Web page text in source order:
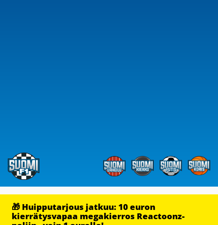
🎁 Huipputarjous jatkuu: 10 euron
kierrätysvapaa megakierros Reactoonz-